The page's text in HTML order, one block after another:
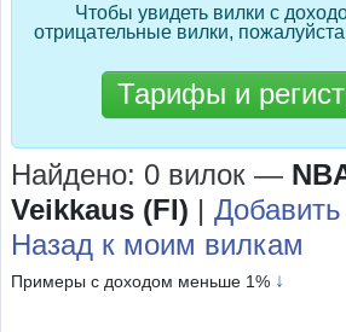
Чтобы увидеть вилки с
отрицательные вилки,
Тарифы и
Найдено: 0 вилок —
Veikkaus (FI) |
Назад к моим вилкам
Примеры с доходом меньше 1% ↓